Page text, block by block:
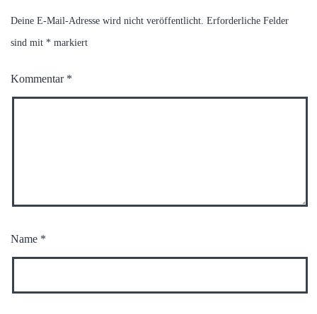
Deine E-Mail-Adresse wird nicht veröffentlicht. Erforderliche Felder
sind mit * markiert
Kommentar *
Name *